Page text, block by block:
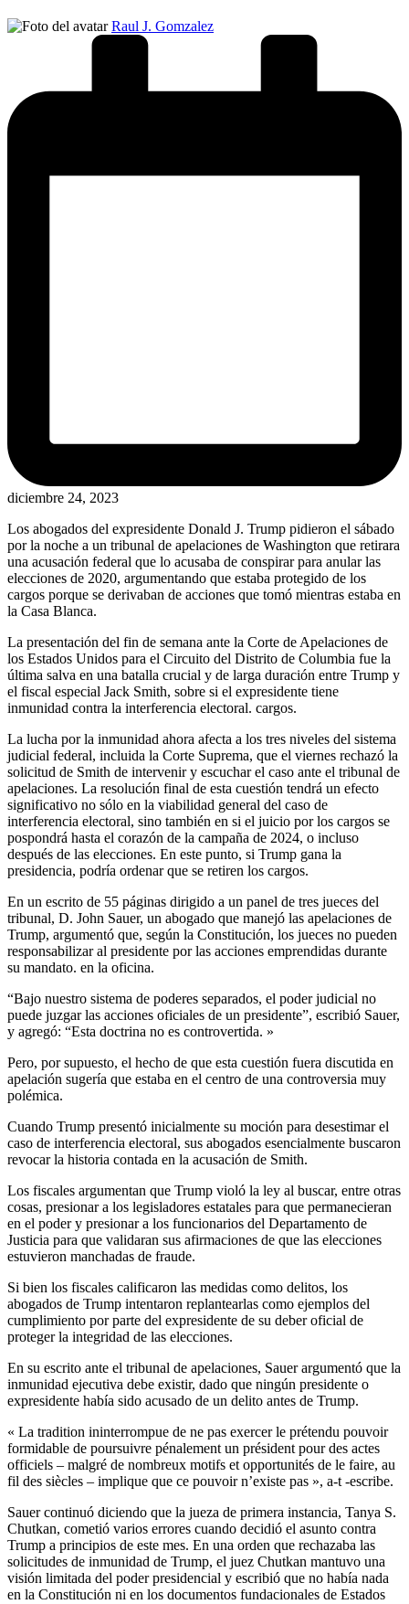
Publicado
Raul J. Gomzalez
diciembre 24, 2023
Los abogados del expresidente Donald J. Trump pidieron el sábado
por la noche a un tribunal de apelaciones de Washington que retirara
una acusación federal que lo acusaba de conspirar para anular las
elecciones de 2020, argumentando que estaba protegido de los
cargos porque se derivaban de acciones que tomó mientras estaba en
la Casa Blanca.
La presentación del fin de semana ante la Corte de Apelaciones de
los Estados Unidos para el Circuito del Distrito de Columbia fue la
última salva en una batalla crucial y de larga duración entre Trump y
el fiscal especial Jack Smith, sobre si el expresidente tiene
inmunidad contra la interferencia electoral. cargos.
La lucha por la inmunidad ahora afecta a los tres niveles del sistema
judicial federal, incluida la Corte Suprema, que el viernes rechazó la
solicitud de Smith de intervenir y escuchar el caso ante el tribunal de
apelaciones. La resolución final de esta cuestión tendrá un efecto
significativo no sólo en la viabilidad general del caso de
interferencia electoral, sino también en si el juicio por los cargos se
pospondrá hasta el corazón de la campaña de 2024, o incluso
después de las elecciones. En este punto, si Trump gana la
presidencia, podría ordenar que se retiren los cargos.
En un escrito de 55 páginas dirigido a un panel de tres jueces del
tribunal, D. John Sauer, un abogado que manejó las apelaciones de
Trump, argumentó que, según la Constitución, los jueces no pueden
responsabilizar al presidente por las acciones emprendidas durante
su mandato. en la oficina.
“Bajo nuestro sistema de poderes separados, el poder judicial no
puede juzgar las acciones oficiales de un presidente”, escribió Sauer,
y agregó: “Esta doctrina no es controvertida. »
Pero, por supuesto, el hecho de que esta cuestión fuera discutida en
apelación sugería que estaba en el centro de una controversia muy
polémica.
Cuando Trump presentó inicialmente su moción para desestimar el
caso de interferencia electoral, sus abogados esencialmente buscaron
revocar la historia contada en la acusación de Smith.
Los fiscales argumentan que Trump violó la ley al buscar, entre otras
cosas, presionar a los legisladores estatales para que permanecieran
en el poder y presionar a los funcionarios del Departamento de
Justicia para que validaran sus afirmaciones de que las elecciones
estuvieron manchadas de fraude.
Si bien los fiscales calificaron las medidas como delitos, los
abogados de Trump intentaron replantearlas como ejemplos del
cumplimiento por parte del expresidente de su deber oficial de
proteger la integridad de las elecciones.
En su escrito ante el tribunal de apelaciones, Sauer argumentó que la
inmunidad ejecutiva debe existir, dado que ningún presidente o
expresidente había sido acusado de un delito antes de Trump.
« La tradition ininterrompue de ne pas exercer le prétendu pouvoir
formidable de poursuivre pénalement un président pour des actes
officiels – malgré de nombreux motifs et opportunités de le faire, au
fil des siècles – implique que ce pouvoir n’existe pas », a-t -escribe.
Sauer continuó diciendo que la jueza de primera instancia, Tanya S.
Chutkan, cometió varios errores cuando decidió el asunto contra
Trump a principios de este mes. En una orden que rechazaba las
solicitudes de inmunidad de Trump, el juez Chutkan mantuvo una
visión limitada del poder presidencial y escribió que no había nada
en la Constitución ni en los documentos fundacionales de Estados